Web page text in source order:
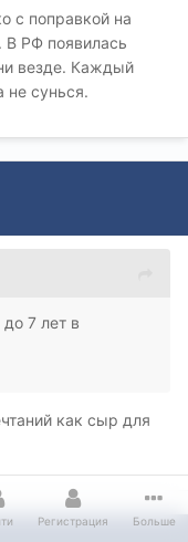
с поправкой на
РФ появилась
везде. Каждый
не сунься.
7 лет в
как сыр для
Регистрация Больше